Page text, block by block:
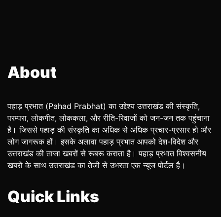
About
पहाड़ प्रभात (Pahad Prabhat) का उद्देश्य उत्तराखंड की संस्कृति,
परम्परा, लोकगीत, लोककला, और रीति-रिवाजों को जन-जन तक पहुंचाना
है। जिससे पहाड़ की संस्कृति का अधिक से अधिक प्रचार-प्रसार हो और
लोग जागरूक हों। इसके अलावा पहाड़ प्रभात आपको देश-विदेश और
उत्तराखंड की ताजा खबरों से रूबरू कराता है। पहाड़ प्रभात विश्वसनीय
खबरों के साथ उत्तराखंड का तेजी से उभरता एक न्यूज पोर्टल है।
Quick Links